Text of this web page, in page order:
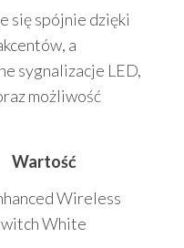
się spójnie dzięki
a
sygnalizacje LED,
możliwość
Wartość
Wireless
White